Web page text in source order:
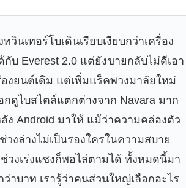
วินเทอร์โบเดินเรียบเงียบกว่าเครื่อง
บ Everest 2.0 แต่ยังขายกลับไม่ดีเอา
องยนต์เดิม แต่เพิ่มแร็คพวงมาลัยใหม่
ดูไบสไตล์แตกต่างจาก Navara มาก
Android มาให้ แม้ว่าความคล่องตัว
งล่างไม่เป็นรองใครในความสบาย
วงเร่งแซงก็พอไล่ตามได้ ทั้งหมดนี้มา
าบาท เรารู้ว่าคนส่วนใหญ่เลือกอะไร